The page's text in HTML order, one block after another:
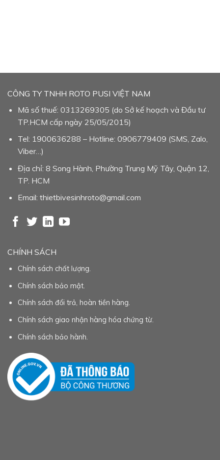
CÔNG TY TNHH ROTO PUSI VIỆT NAM
Mã số thuế: 0313269305 (do Sở kế hoạch và Đầu tư
TP.HCM cấp ngày 25/05/2015)
Tel: 1900636288 – Hotline: 0906779409 (SMS, Zalo,
Viber…)
Địa chỉ: 8 Song Hành, Phường Trung Mỹ Tây, Quận 12,
TP. HCM
Email: thietbivesinhroto@gmail.com
CHÍNH SÁCH
Chính sách chất lượng.
Chính sách bảo mật.
Chính sách đổi trả, hoàn tiền hàng.
Chính sách giao nhận hàng hóa chứng từ.
Chính sách bảo hành.